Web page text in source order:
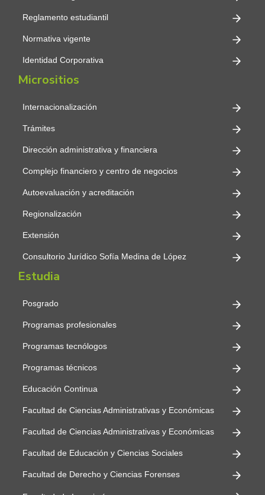
Reglamento estudiantil
Normativa vigente
Identidad Corporativa
Micrositios
Internacionalización
Trámites
Dirección administrativa y financiera
Complejo financiero y centro de negocios
Autoevaluación y acreditación
Regionalización
Extensión
Consultorio Jurídico Sofía Medina de López
Estudia
Posgrado
Programas profesionales
Programas tecnólogos
Programas técnicos
Educación Continua
Facultad de Ciencias Administrativas y Económicas
Facultad de Ciencias Administrativas y Económicas
Facultad de Educación y Ciencias Sociales
Facultad de Derecho y Ciencias Forenses